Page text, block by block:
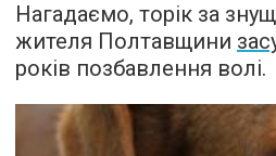
Нагадаємо, торік за
жителя Полтавщини
років позбавлення волі.